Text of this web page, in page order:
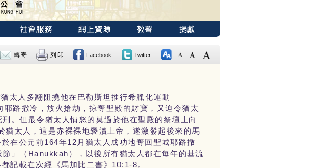
轉寄 列印 Facebook Twitter
猶太人多翻阻撓他在巴勒斯坦推行希臘化運動
路撒冷，放火搶劫，掠奪聖殿的財寶，又迫令猶太
。但最令猶太人憤怒的莫過於他在聖殿的祭壇上向
猶太人，這是赤裸裸地褻瀆上帝，遂激發起後來的馬
在公元前164年12 月猶太人成功地奪回聖城耶路撒
」（ Hanukkah ），以後所有猶太人都在每年的基流
記載在次經《馬加比二書》 10:1-8。